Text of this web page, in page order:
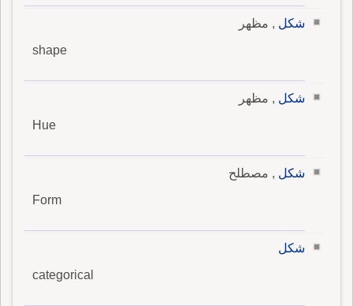
شكل , مظهر
shape
شكل , مظهر
Hue
شكل , مصطلح
Form
شكل
categorical